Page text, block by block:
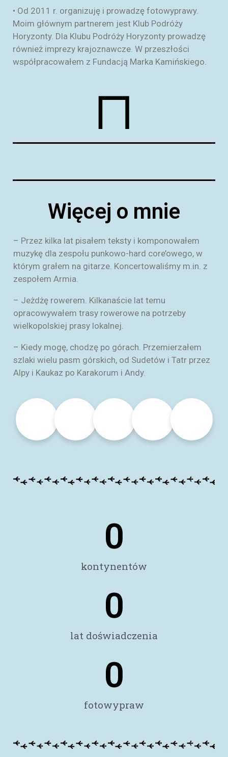
• Od 2011 r. organizuję i prowadzę fotowyprawy.
Moim głównym partnerem jest Klub Podróży
Horyzonty. Dla Klubu Podróży Horyzonty prowadzę
również imprezy krajoznawcze. W przeszłości
współpracowałem z Fundacją Marka Kamińskiego.
Więcej o mnie
– Przez kilka lat pisałem teksty i komponowałem
muzykę dla zespołu punkowo-hard core’owego, w
którym grałem na gitarze. Koncertowaliśmy m.in. z
zespołem Armia.
– Jeżdżę rowerem. Kilkanaście lat temu
opracowywałem trasy rowerowe na potrzeby
wielkopolskiej prasy lokalnej.
– Kiedy mogę, chodzę po górach. Przemierzałem
szlaki wielu pasm górskich, od Sudetów i Tatr przez
Alpy i Kaukaz po Karakorum i Andy.
0
kontynentów
0
lat doświadczenia
0
fotowypraw